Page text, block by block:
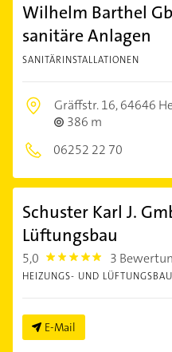
Wilhelm Barthel
sanitäre Anlagen
SANITÄRINSTALLATIONEN
Gräffstr. 16,64646
386 m
06252 22 70
Schuster Karl J.
Lüftungsbau
5,0 5.0 3
HEIZUNGS- UND LÜFTUNGSBAU
E-Mail